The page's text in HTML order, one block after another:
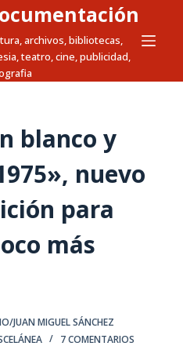
archivos, bibliotecas,
teatro, cine, publicidad,
blanco y
nuevo
para
más
JUAN MIGUEL SÁNCHEZ
7 COMENTARIOS